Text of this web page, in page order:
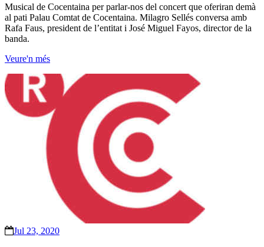
Musical de Cocentaina per parlar-nos del concert que oferiran demà
al pati Palau Comtat de Cocentaina. Milagro Sellés conversa amb
Rafa Faus, president de l’entitat i José Miguel Fayos, director de la
banda.
Veure'n més
Jul 23, 2020